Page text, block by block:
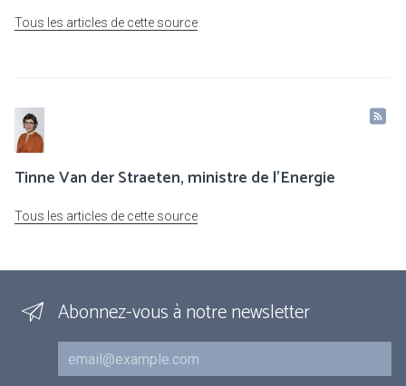
Tous les articles de cette source
Tinne Van der Straeten, ministre de l'Energie
Tous les articles de cette source
Abonnez-vous à notre newsletter
Courriel